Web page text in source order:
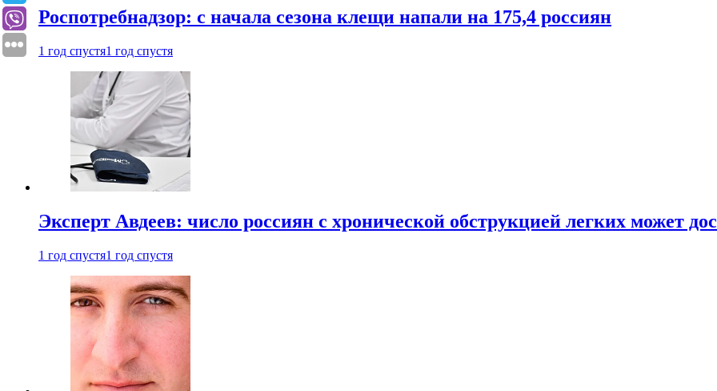
Роспотребнадзор: с начала сезона клещи напали на 175,4 россиян
1 год спустя1 год спустя
Эксперт Авдеев: число россиян с хронической обструкцией легких может
1 год спустя1 год спустя